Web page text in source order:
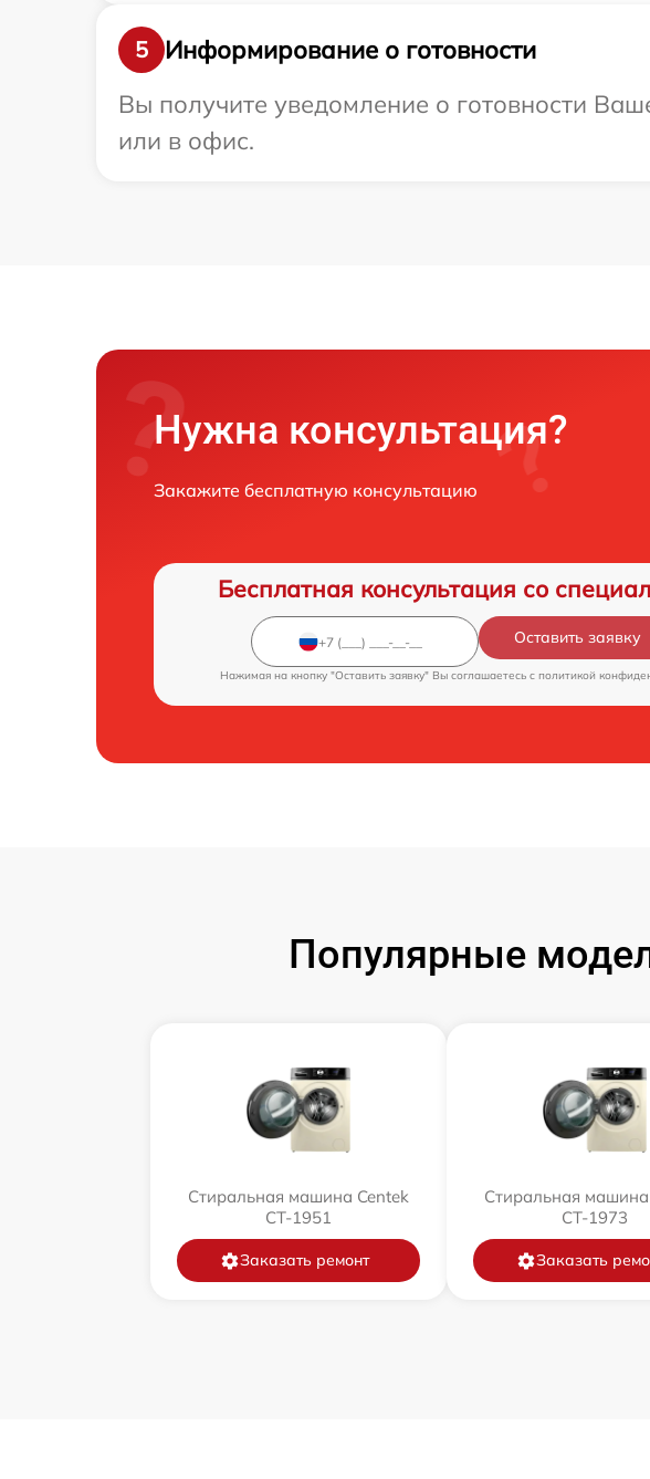
5
Информирование о готовности
Вы получите уведомление о готовности
или в офис.
Нужна консультация?
Закажите бесплатную консультацию
Бесплатная консультация со
Оставить заявку
Нажимая на кнопку "Оставить заявку" Вы соглашаетесь c политикой
Популярные
Стиральная машина Centek
CT-1951
Заказать ремонт
Стиральная машина
CT-1973
Заказать